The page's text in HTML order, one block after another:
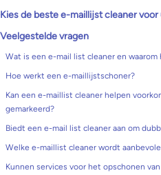
Kies de beste e-maillijst cleaner
Veelgestelde vragen
Wat is een e-mail list cleaner en waarom
Hoe werkt een e-maillijstschoner?
Kan een e-maillist cleaner helpen
gemarkeerd?
Biedt een e-mail list cleaner aan om
Welke e-maillist cleaner wordt
Kunnen services voor het opschonen